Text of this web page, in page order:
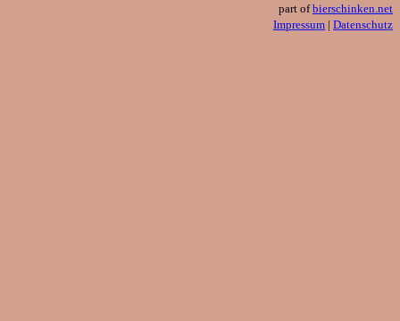
part ofbierschinken.net
Impressum | Datenschutz